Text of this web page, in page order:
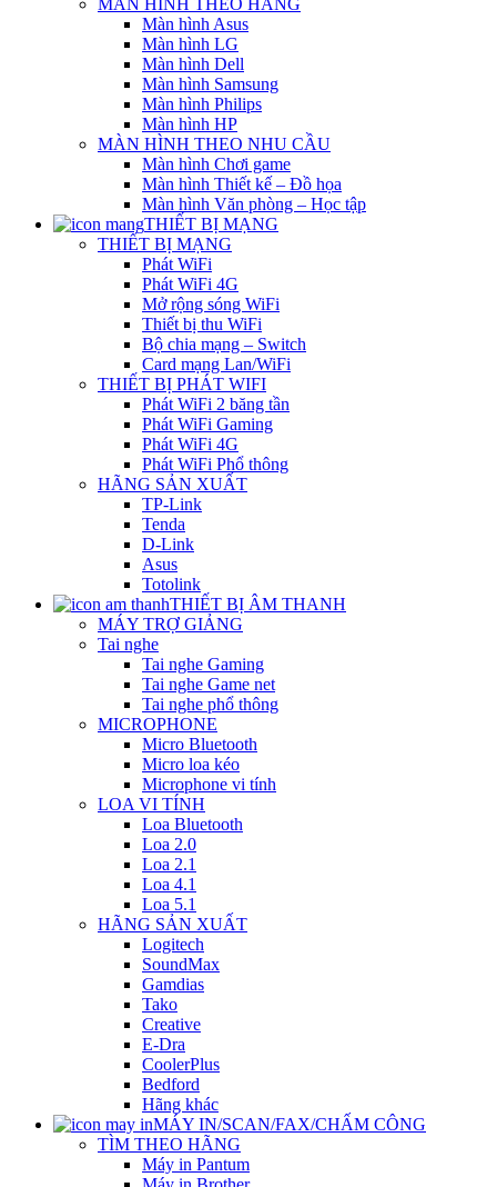
MÀN HÌNH THEO HÃNG
Màn hình Asus
Màn hình LG
Màn hình Dell
Màn hình Samsung
Màn hình Philips
Màn hình HP
MÀN HÌNH THEO NHU CẦU
Màn hình Chơi game
Màn hình Thiết kế – Đồ họa
Màn hình Văn phòng – Học tập
THIẾT BỊ MẠNG
THIẾT BỊ MẠNG
Phát WiFi
Phát WiFi 4G
Mở rộng sóng WiFi
Thiết bị thu WiFi
Bộ chia mạng – Switch
Card mạng Lan/WiFi
THIẾT BỊ PHÁT WIFI
Phát WiFi 2 băng tần
Phát WiFi Gaming
Phát WiFi 4G
Phát WiFi Phổ thông
HÃNG SẢN XUẤT
TP-Link
Tenda
D-Link
Asus
Totolink
THIẾT BỊ ÂM THANH
MÁY TRỢ GIẢNG
Tai nghe
Tai nghe Gaming
Tai nghe Game net
Tai nghe phổ thông
MICROPHONE
Micro Bluetooth
Micro loa kéo
Microphone vi tính
LOA VI TÍNH
Loa Bluetooth
Loa 2.0
Loa 2.1
Loa 4.1
Loa 5.1
HÃNG SẢN XUẤT
Logitech
SoundMax
Gamdias
Tako
Creative
E-Dra
CoolerPlus
Bedford
Hãng khác
MÁY IN/SCAN/FAX/CHẤM CÔNG
TÌM THEO HÃNG
Máy in Pantum